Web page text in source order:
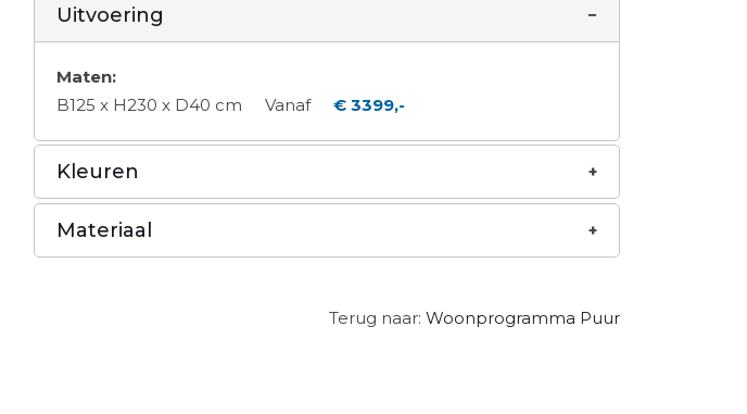
Uitvoering
Maten:
B125 x H230 x D40 cm
Vanaf € 3399,-
Kleuren
Materiaal
Terug naar: Woonprogramma Puur